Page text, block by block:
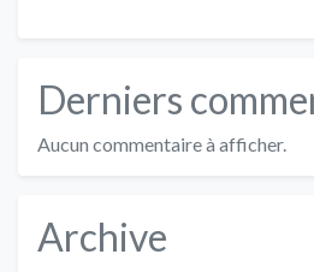
Derniers
Aucun commentaire à afficher.
Archive